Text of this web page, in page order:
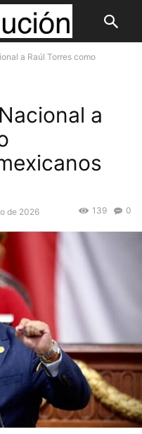
a Raúl Torres como
a
de 2026 0
139